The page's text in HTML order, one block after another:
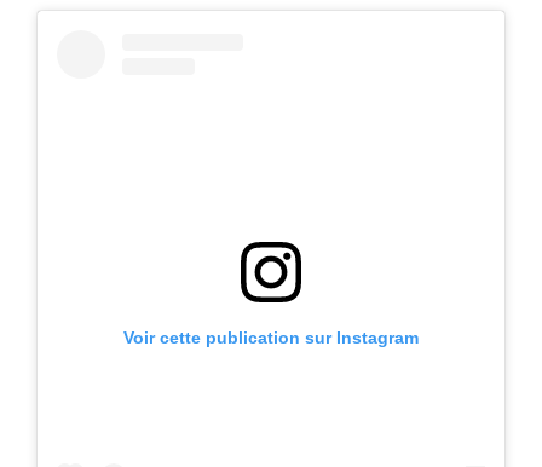
Voir cette publication sur Instagram